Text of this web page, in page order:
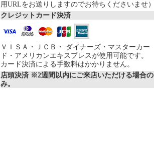
用URLをお送りしますのでお待ちくださいませ）
クレジットカード決済
ＶＩＳＡ・ＪＣＢ・ ダイナーズ・マスターカー
ド・アメリカンエキスプレスが使用可能です。
カード決済による手数料はかかりません。
店頭決済 ※2週間以内にご来店いただける場合の
み。